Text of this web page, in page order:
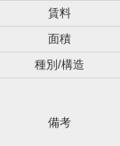
賃料
面積
種別/構造
備考